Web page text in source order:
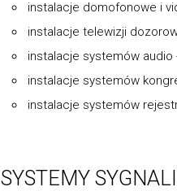
instalacje domofonowe i
instalacje telewizji
instalacje systemów audio
instalacje systemów
instalacje systemów
SYSTEMY